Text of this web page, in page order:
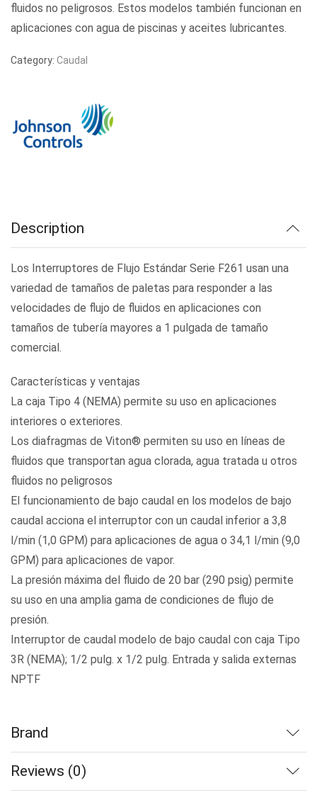
fluidos no peligrosos. Estos modelos también funcionan en
aplicaciones con agua de piscinas y aceites lubricantes.
Category: Caudal
Description
Los Interruptores de Flujo Estándar Serie F261 usan una
variedad de tamaños de paletas para responder a las
velocidades de flujo de fluidos en aplicaciones con
tamaños de tubería mayores a 1 pulgada de tamaño
comercial.
Características y ventajas
La caja Tipo 4 (NEMA) permite su uso en aplicaciones
interiores o exteriores.
Los diafragmas de Viton® permiten su uso en líneas de
fluidos que transportan agua clorada, agua tratada u otros
fluidos no peligrosos
El funcionamiento de bajo caudal en los modelos de bajo
caudal acciona el interruptor con un caudal inferior a 3,8
l/min (1,0 GPM) para aplicaciones de agua o 34,1 l/min (9,0
GPM) para aplicaciones de vapor.
La presión máxima del fluido de 20 bar (290 psig) permite
su uso en una amplia gama de condiciones de flujo de
presión.
Interruptor de caudal modelo de bajo caudal con caja Tipo
3R (NEMA); 1/2 pulg. x 1/2 pulg. Entrada y salida externas
NPTF
Brand
Reviews (0)